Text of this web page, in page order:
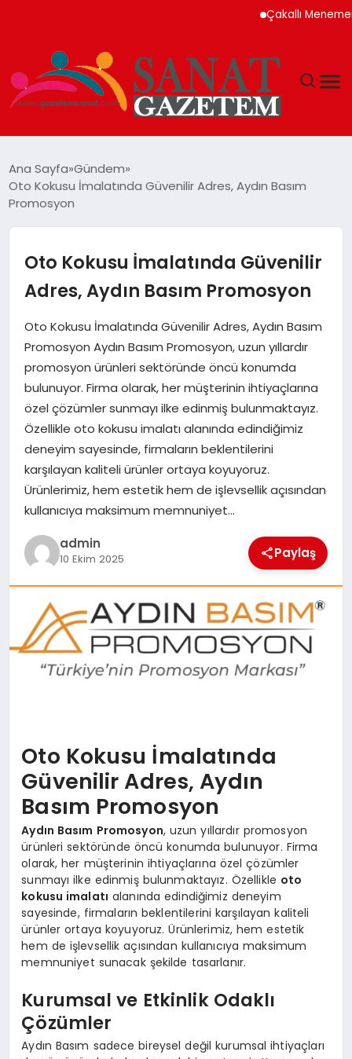
Çakallı Menemeni
EKONOMI
SAĞLIK
DÜNYA
EĞITIM
Ana Sayfa Gündem
Oto Kokusu İmalatında Güvenilir Adres, Aydın Basım
Promosyon
Oto Kokusu İmalatında Güvenilir
Adres, Aydın Basım Promosyon
Oto Kokusu İmalatında Güvenilir Adres, Aydın Basım
Promosyon Aydın Basım Promosyon, uzun yıllardır
promosyon ürünleri sektöründe öncü konumda
bulunuyor. Firma olarak, her müşterinin ihtiyaçlarına
özel çözümler sunmayı ilke edinmiş bulunmaktayız.
Özellikle oto kokusu imalatı alanında edindiğimiz
deneyim sayesinde, firmaların beklentilerini
karşılayan kaliteli ürünler ortaya koyuyoruz.
Ürünlerimiz, hem estetik hem de işlevsellik açısından
kullanıcıya maksimum memnuniyet…
admin
10 Ekim 2025 Paylaş
Oto Kokusu İmalatında
Güvenilir Adres, Aydın
Basım Promosyon
Aydın Basım Promosyon, uzun yıllardır promosyon
ürünleri sektöründe öncü konumda bulunuyor. Firma
olarak, her müşterinin ihtiyaçlarına özel çözümler
sunmayı ilke edinmiş bulunmaktayız. Özellikle oto
kokusu imalatı alanında edindiğimiz deneyim
sayesinde, firmaların beklentilerini karşılayan kaliteli
ürünler ortaya koyuyoruz. Ürünlerimiz, hem estetik
hem de işlevsellik açısından kullanıcıya maksimum
memnuniyet sunacak şekilde tasarlanır.
Kurumsal ve Etkinlik Odaklı
Çözümler
Aydın Basım sadece bireysel değil kurumsal ihtiyaçları